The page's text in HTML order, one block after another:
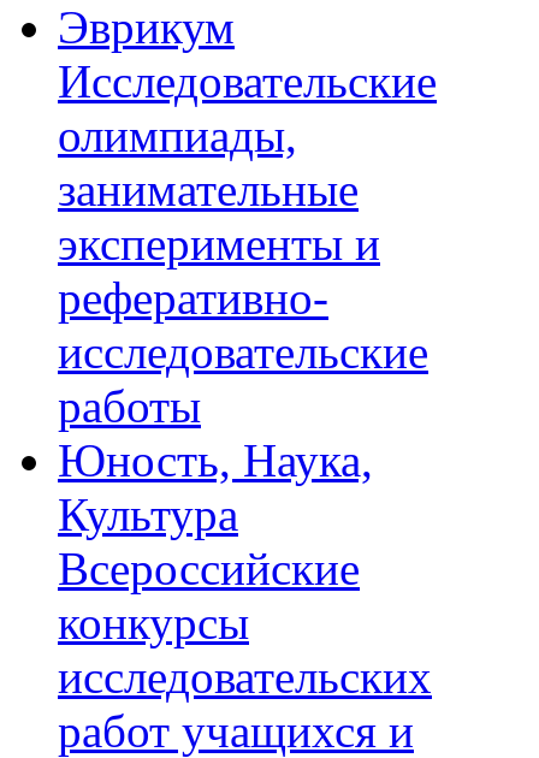
Эврикум
Исследовательские
олимпиады,
занимательные
эксперименты и
реферативно-
исследовательские
работы
Юность, Наука,
Культура
Всероссийские
конкурсы
исследовательских
работ учащихся и